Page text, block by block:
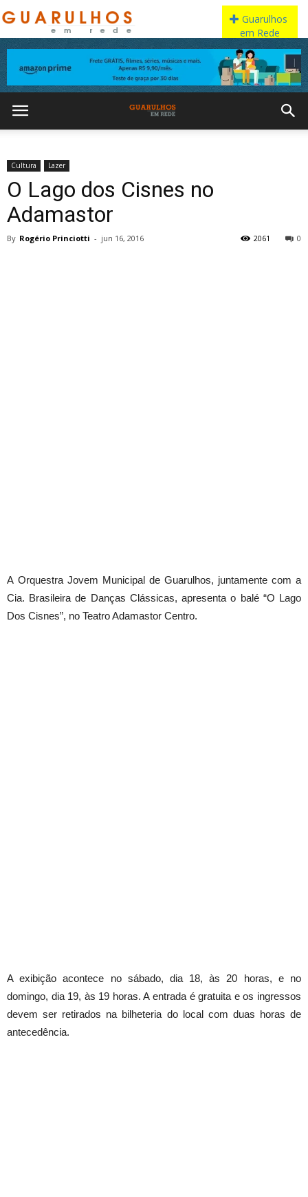
Cultura Lazer
O Lago dos Cisnes no
Adamastor
By Rogério Princiotti - jun 16, 2016 0
2061
A Orquestra Jovem Municipal de Guarulhos, juntamente com a
Cia. Brasileira de Danças Clássicas, apresenta o balé “O Lago
Dos Cisnes”, no Teatro Adamastor Centro.
A exibição acontece no sábado, dia 18, às 20 horas, e no
domingo, dia 19, às 19 horas. A entrada é gratuita e os ingressos
devem ser retirados na bilheteria do local com duas horas de
antecedência.